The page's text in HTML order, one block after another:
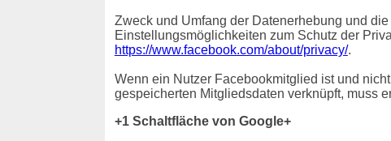
Zweck und Umfang der Datenerhebung und
Einstellungsmöglichkeiten zum Schutz der
https://www.facebook.com/about/privacy/.
Wenn ein Nutzer Facebookmitglied ist und
gespeicherten Mitgliedsdaten verknüpft, muss
+1 Schaltfläche von Google+